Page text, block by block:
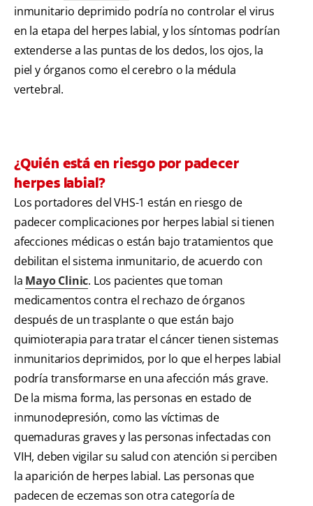
inmunitario deprimido podría no controlar el virus
en la etapa del herpes labial, y los síntomas podrían
extenderse a las puntas de los dedos, los ojos, la
piel y órganos como el cerebro o la médula
vertebral.
¿Quién está en riesgo por padecer
herpes labial?
Los portadores del VHS-1 están en riesgo de
padecer complicaciones por herpes labial si tienen
afecciones médicas o están bajo tratamientos que
debilitan el sistema inmunitario, de acuerdo con
la Mayo Clinic. Los pacientes que toman
medicamentos contra el rechazo de órganos
después de un trasplante o que están bajo
quimioterapia para tratar el cáncer tienen sistemas
inmunitarios deprimidos, por lo que el herpes labial
podría transformarse en una afección más grave.
De la misma forma, las personas en estado de
inmunodepresión, como las víctimas de
quemaduras graves y las personas infectadas con
VIH, deben vigilar su salud con atención si perciben
la aparición de herpes labial. Las personas que
padecen de eczemas son otra categoría de